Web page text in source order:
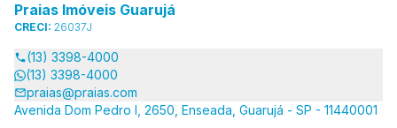
Praias Imóveis Guarujá
CRECI: 26037J
(13) 3398-4000
(13) 3398-4000
praias@praias.com
Avenida Dom Pedro I, 2650, Enseada, Guarujá - SP - 11440001